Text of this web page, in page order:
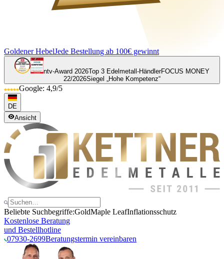
Goldener HebelJede Bestellung ab 100€ gewinnt
ntv-Award 2026Top 3 Edelmetall-HändlerFOCUS MONEY
22/2026Siegel „Hohe Kompetenz“
Google: 4,9/5
DE
Ansicht
Beliebte Suchbegriffe:GoldMaple LeafInflationsschutz
Kostenlose Beratung
und Bestellhotline
07930-2699Beratungstermin vereinbaren